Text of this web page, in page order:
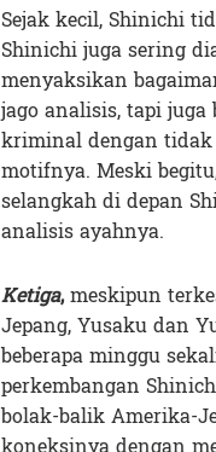
Sejak kecil, Shinichi
Shinichi juga sering
menyaksikan
jago analisis, tapi
kriminal dengan
motifnya. Meski
selangkah di depan
analisis ayahnya.
Ketiga,meskipun
Jepang, Yusaku dan
beberapa minggu
perkembangan
bolak-balik Amerika-